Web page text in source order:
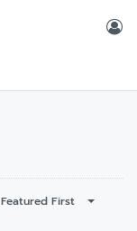
Featured First